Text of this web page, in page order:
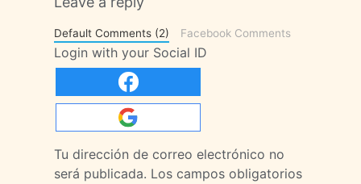
Default Comments (2) Facebook Comments
Login with your Social ID
Tu dirección de correo electrónico no
será publicada. Los campos obligatorios